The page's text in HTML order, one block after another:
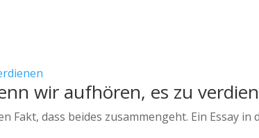
wir aufhören, es zu
dass beides zusammengeht. Ein Essay in